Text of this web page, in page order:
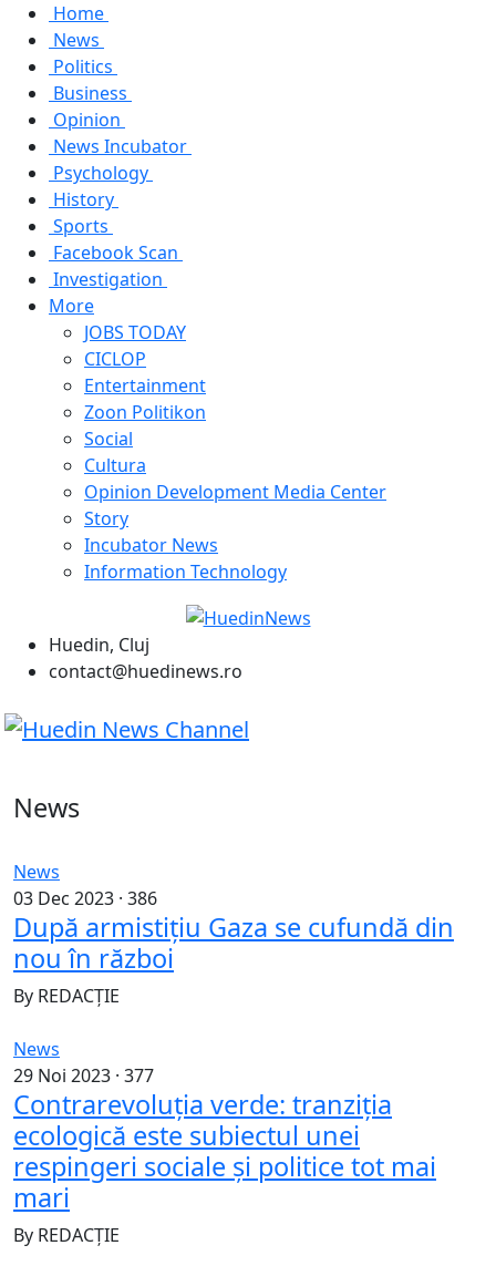
Home
News
Politics
Business
Opinion
News Incubator
Psychology
History
Sports
Facebook Scan
Investigation
More
JOBS TODAY
CICLOP
Entertainment
Zoon Politikon
Social
Cultura
Opinion Development Media Center
Story
Incubator News
Information Technology
Huedin, Cluj
contact@huedinews.ro
News
News
03 Dec 2023 · 386
După armistițiu Gaza se cufundă din
nou în război
By REDACȚIE
News
29 Noi 2023 · 377
Contrarevoluția verde: tranziția
ecologică este subiectul unei
respingeri sociale și politice tot mai
mari
By REDACȚIE